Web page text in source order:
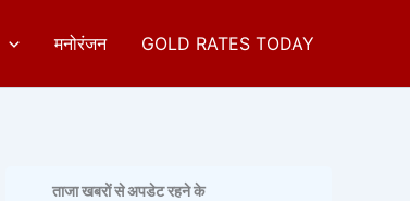
मनोरंजन GOLD RATES TODAY
ताजा खबरों से अपडेट रहने के